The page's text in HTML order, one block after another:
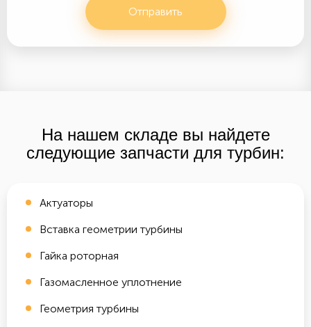
Отправить
На нашем складе вы найдете
следующие запчасти для турбин:
Актуаторы
Вставка геометрии турбины
Гайка роторная
Газомасленное уплотнение
Геометрия турбины